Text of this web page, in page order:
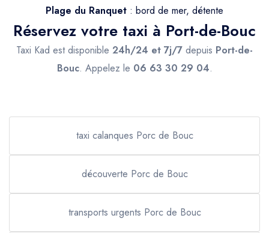
Plage du Ranquet : bord de mer, détente
Réservez votre taxi à Port-de-Bouc
Taxi Kad est disponible 24h/24 et 7j/7 depuis Port-de-
Bouc. Appelez le 06 63 30 29 04.
taxi calanques Porc de Bouc
découverte Porc de Bouc
transports urgents Porc de Bouc